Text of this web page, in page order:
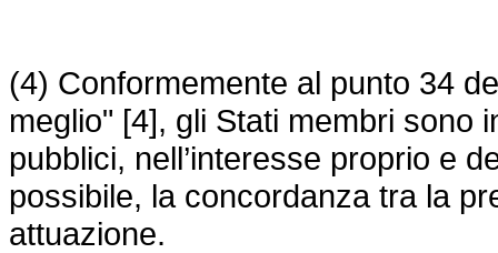
(4) Conformemente al punto 34
meglio" [4], gli Stati membri sono
pubblici, nell’interesse proprio e
possibile, la concordanza tra la
attuazione.